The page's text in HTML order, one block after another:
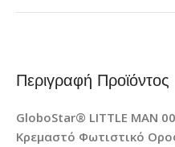
Περιγραφή Προϊόντος
GloboStar® LITTLE MAN
Κρεμαστό Φωτιστικό